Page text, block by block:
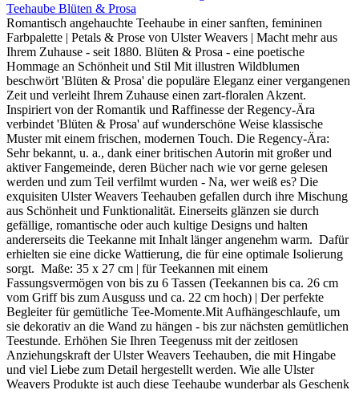
Teehaube Blüten & Prosa
Romantisch angehauchte Teehaube in einer sanften, femininen
Farbpalette | Petals & Prose von Ulster Weavers | Macht mehr aus
Ihrem Zuhause - seit 1880. Blüten & Prosa - eine poetische
Hommage an Schönheit und Stil Mit illustren Wildblumen
beschwört 'Blüten & Prosa' die populäre Eleganz einer vergangenen
Zeit und verleiht Ihrem Zuhause einen zart-floralen Akzent.
Inspiriert von der Romantik und Raffinesse der Regency-Ära
verbindet 'Blüten & Prosa' auf wunderschöne Weise klassische
Muster mit einem frischen, modernen Touch. Die Regency-Ära:
Sehr bekannt, u. a., dank einer britischen Autorin mit großer und
aktiver Fangemeinde, deren Bücher nach wie vor gerne gelesen
werden und zum Teil verfilmt wurden - Na, wer weiß es? Die
exquisiten Ulster Weavers Teehauben gefallen durch ihre Mischung
aus Schönheit und Funktionalität. Einerseits glänzen sie durch
gefällige, romantische oder auch kultige Designs und halten
andererseits die Teekanne mit Inhalt länger angenehm warm. Dafür
erhielten sie eine dicke Wattierung, die für eine optimale Isolierung
sorgt. Maße: 35 x 27 cm | für Teekannen mit einem
Fassungsvermögen von bis zu 6 Tassen (Teekannen bis ca. 26 cm
vom Griff bis zum Ausguss und ca. 22 cm hoch) | Der perfekte
Begleiter für gemütliche Tee-Momente.Mit Aufhängeschlaufe, um
sie dekorativ an die Wand zu hängen - bis zur nächsten gemütlichen
Teestunde. Erhöhen Sie Ihren Teegenuss mit der zeitlosen
Anziehungskraft der Ulster Weavers Teehauben, die mit Hingabe
und viel Liebe zum Detail hergestellt werden. Wie alle Ulster
Weavers Produkte ist auch diese Teehaube wunderbar als Geschenk